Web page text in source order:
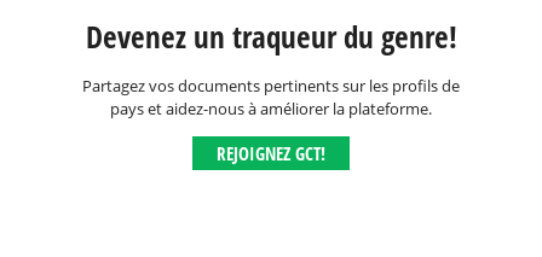
Devenez un traqueur du genre!
Partagez vos documents pertinents sur les profils de
pays et aidez-nous à améliorer la plateforme.
REJOIGNEZ GCT!